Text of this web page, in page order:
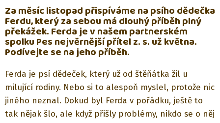
Za měsíc listopad přispíváme na psího dědečka
Ferdu, který za sebou má dlouhý příběh plný
překážek. Ferda je v našem partnerském
spolku Pes nejvěrnější přítel z. s. už května.
Podívejte se na jeho příběh.
Ferda je psí dědeček, který už od štěňátka žil u
milující rodiny. Nebo si to alespoň myslel, protože nic
jiného neznal. Dokud byl Ferda v pořádku, ještě to
tak nějak šlo, ale když přišly problémy, nikdo se o něj